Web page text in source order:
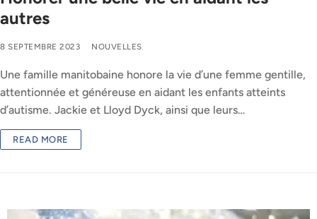
autres
8 SEPTEMBRE 2023 NOUVELLES
Une famille manitobaine honore la vie d’une femme gentille,
attentionnée et généreuse en aidant les enfants atteints
d’autisme. Jackie et Lloyd Dyck, ainsi que leurs…
READ MORE